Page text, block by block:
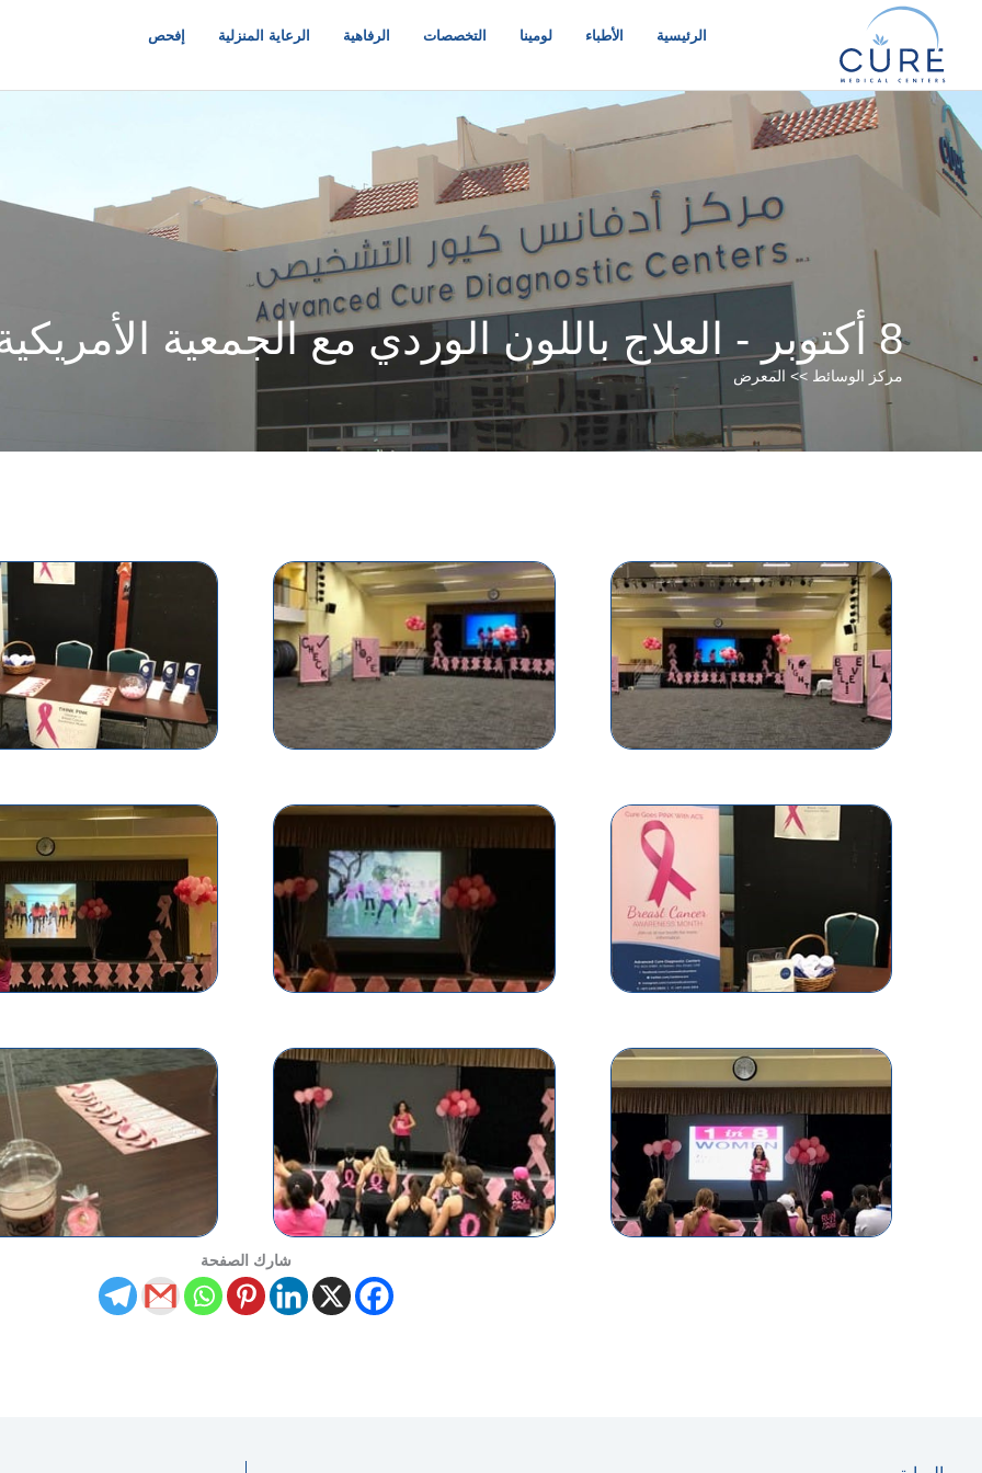
المحتوى
الرئيسية الأطباء لومينا التخصصات الرفاهية الرعاية المنزلية إفحص
8 أكتوبر - العلاج باللون الوردي مع الجمعية الأمريكية للسرطان!
مركز الوسائط >> المعرض
شارك الصفحة